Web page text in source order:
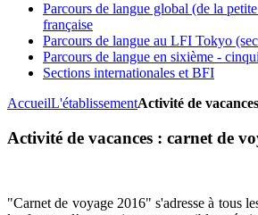
Parcours de langue global (de la
française
Parcours de langue au LFI Tokyo
Parcours de langue en sixième -
Sections internationales et BFI
AccueilL'établissementActivité de
Activité de vacances : carnet de
"Carnet de voyage 2016" s'adresse à tous